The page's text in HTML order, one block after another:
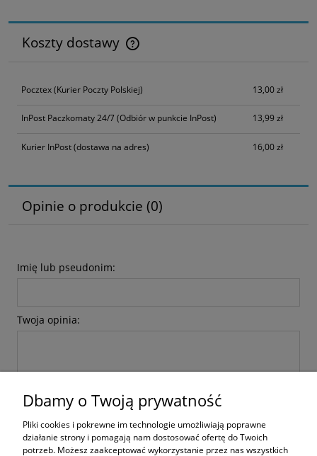
Koszty dostawy
Cena nie zawiera ewentualnych kosztów płatności
Pocztex(Kurier Poczty Polskiej) 13,00 zł
InPost Paczkomaty 24/7(Odbiór w punkcie InPost) 13,99 zł
Kurier InPost(dostawa na adres) 16,00 zł
Opinie o produkcie (0)
Imię lub pseudonim:
Twoja opinia:
wyślij
Dbamy o Twoją prywatność
Pliki cookies i pokrewne im technologie umożliwiają poprawne
działanie strony i pomagają nam dostosować ofertę do Twoich
potrzeb. Możesz zaakceptować wykorzystanie przez nas wszystkich